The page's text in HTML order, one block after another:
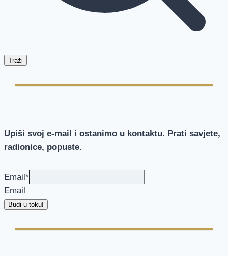
Traži
Upiši svoj e-mail i ostanimo u kontaktu. Prati savjete,
radionice, popuste.
Email *
Email
Budi u toku!